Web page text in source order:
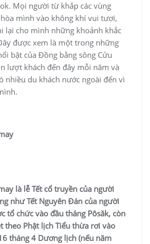
Mọi người từ khắp các vùng
mình vào không khí vui tươi,
lại cho mình những khoảnh khắc
được xem là một trong những
bật của Đồng bằng sông Cửu
lượt khách đến đây mỗi năm và
nhiều du khách nước ngoài đến vì
là lễ Tết cổ truyền của người
như Tết Nguyên Đán của người
tổ chức vào đầu tháng Pôsăk, còn
theo Phật lịch Tiểu thừa rơi vào
tháng 4 Dương lịch (nếu năm